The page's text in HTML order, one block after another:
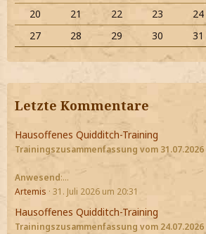
20
21 22 23 24
27
28 29 30 31
Letzte Kommentare
Hausoffenes Quidditch-Training
Trainingszusammenfassung vom 31.07.2026
Anwesend:…
Artemis 31. Juli 2026 um 20:31
Hausoffenes Quidditch-Training
Trainingszusammenfassung vom 24.07.2026